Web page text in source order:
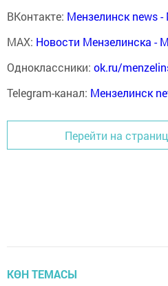
ВКонтакте: Мензелинск news
MAX: Новости Мензелинска -
Одноклассники: ok.ru/
Telegram-канал: Мензелинск
Перейти на
КӨН ТЕМАСЫ